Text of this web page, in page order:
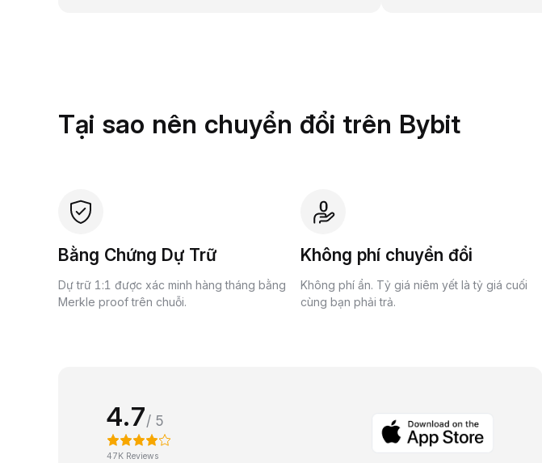
Tại sao nên chuyển đổi trên Bybit
Bằng Chứng Dự Trữ
Dự trữ 1:1 được xác minh hàng tháng bằng
Merkle proof trên chuỗi.
Không phí chuyển đổi
Không phí ẩn. Tỷ giá niêm yết là tỷ giá cuối
cùng bạn phải trả.
4.7/ 5
47K Reviews